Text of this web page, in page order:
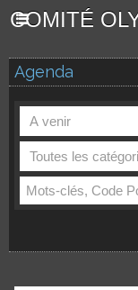
COMITÉ
Agenda